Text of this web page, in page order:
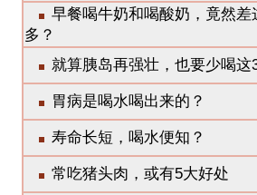
早餐喝牛奶和喝酸奶，竟然差
多？
就算胰岛再强壮，也要少喝这
胃病是喝水喝出来的？
寿命长短，喝水便知？
常吃猪头肉，或有5大好处